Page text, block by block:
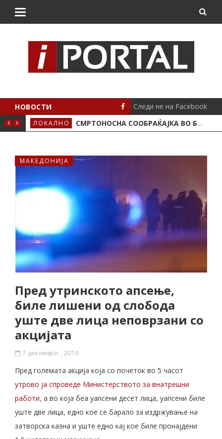
НОВОСТИ
ЛОКАЛНО СМРТОНОСНА СООБРАЌАЈКА ВО БУТЕЛ, ЖИВОТОТ ГО ЗАГУБИ 19-ГОДИШЕН МОТОЦИКЛИСТ
Следи не на Facebook
МАКЕДОНИЈА
Пред утринското апсење,
биле лишени од слобода
уште две лица неповрзани со
акцијата
7 декември , 2019
Пред големата акција која со почеток во 5 часот
утрово ја спроведе Министерството за внатрешни
работи, а во која беа уапсени десет лица, уапсени биле
уште две лица, едно кое се барало за издржување на
затворска казна и уште едно кај кое биле пронајдени